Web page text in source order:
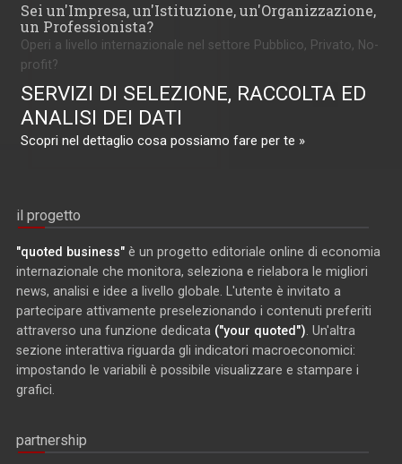
Sei un'Impresa, un'Istituzione, un'Organizzazione,
un Professionista?
Operi a livello internazionale nel settore Pubblico, Privato, No-
profit?
SERVIZI DI SELEZIONE, RACCOLTA ED
ANALISI DEI DATI
Scopri nel dettaglio cosa possiamo fare per te »
il progetto
"quoted business" è un progetto editoriale online di economia
internazionale che monitora, seleziona e rielabora le migliori
news, analisi e idee a livello globale. L'utente è invitato a
partecipare attivamente preselezionando i contenuti preferiti
attraverso una funzione dedicata ("your quoted") . Un'altra
sezione interattiva riguarda gli indicatori macroeconomici:
impostando le variabili è possibile visualizzare e stampare i
grafici.
partnership